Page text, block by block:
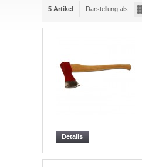
5 Artikel Darstellung als:
Details